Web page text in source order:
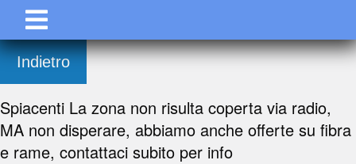
Indietro
Spiacenti La zona non risulta coperta via radio,
MA non disperare, abbiamo anche offerte su fibra
e rame, contattaci subito per info